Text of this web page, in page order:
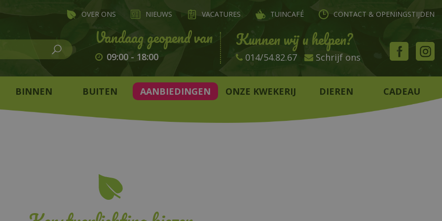
OVER ONS NIEUWS VACATURES TUINCAFÉ CONTACT & OPENINGSTIJDEN
09:00- 18:00
Kunnen wij u helpen?
014/54.82.67 Schrijf ons
BINNEN BUITEN AANBIEDINGEN ONZE KWEKERIJ DIEREN CADEAU